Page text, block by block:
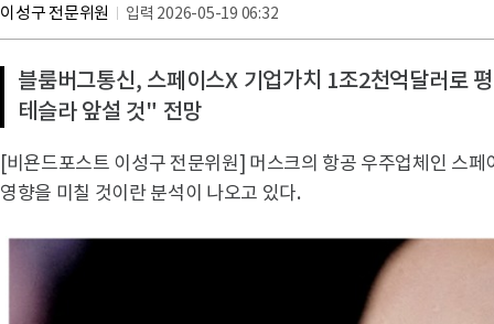
이성구 전문위원 입력 2026-05-19 06:32
블룸버그통신, 스페이스X 기업가치 1조2천억달러로
테슬라 앞설 것" 전망
[비욘드포스트 이성구 전문위원] 머스크의 항공 우주업체인 스
영향을 미칠 것이란 분석이 나오고 있다.